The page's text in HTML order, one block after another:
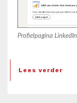
Profielpagina LinkedIn
Lees verder